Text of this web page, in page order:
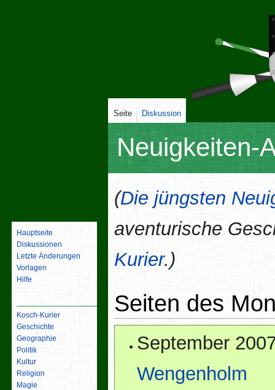
Neuigkeiten-
Zur
Navigation
Zur
Suche
(Die jüngsten
aventurische
Kurier.)
Seiten des
September
Wengenholm
Seite Diskussion
Hauptseite
Diskussionen
Letzte Änderungen
Vorlagen
Hilfe
Kosch-Kurier
Geschichte
Geographie
Politik
Kultur
Religion
Magie